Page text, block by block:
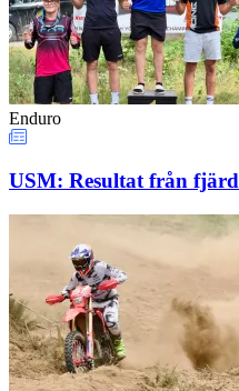
Enduro
USM: Resultat från